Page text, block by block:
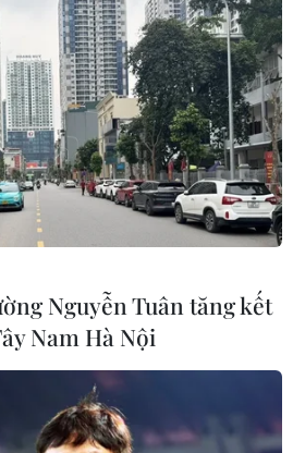
Nguyễn Tuân tăng kết
Nam Hà Nội